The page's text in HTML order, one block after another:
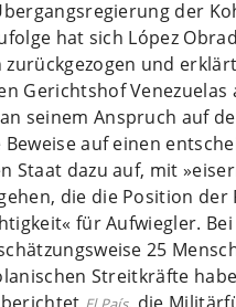
der
hat sich López
und
Gerichtshof Venezuelas
seinem Anspruch auf
auf einen
Staat dazu auf, mit
die die Position der
für Aufwiegler.
25
Streitkräfte